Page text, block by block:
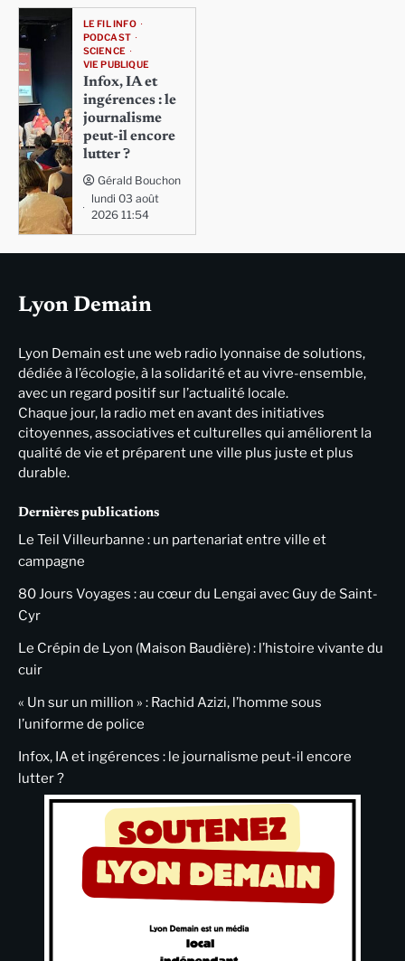
LE FIL INFO
PODCAST
SCIENCE
VIE PUBLIQUE
Infox, IA et
ingérences : le
journalisme
peut-il encore
lutter ?
Gérald Bouchon
lundi 03 août
2026 11:54
Lyon Demain
Lyon Demain est une web radio lyonnaise de solutions,
dédiée à l’écologie, à la solidarité et au vivre-ensemble,
avec un regard positif sur l’actualité locale.
Chaque jour, la radio met en avant des initiatives
citoyennes, associatives et culturelles qui améliorent la
qualité de vie et préparent une ville plus juste et plus
durable.
Dernières publications
Le Teil Villeurbanne : un partenariat entre ville et
campagne
80 Jours Voyages : au cœur du Lengai avec Guy de Saint-
Cyr
Le Crépin de Lyon (Maison Baudière) : l’histoire vivante du
cuir
« Un sur un million » : Rachid Azizi, l’homme sous
l’uniforme de police
Infox, IA et ingérences : le journalisme peut-il encore
lutter ?